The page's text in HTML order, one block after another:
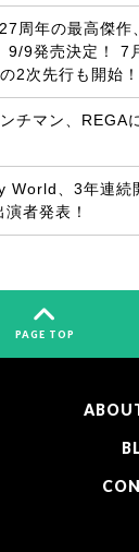
周年の最高傑作
9/9発売決定！ 7
2次先行も開始！
チマン、REGA
World、3年連続
者発表！
PAGE TOP